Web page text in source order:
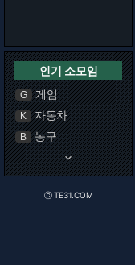
인기 소모임
G 게임
K 자동차
B 농구
keyboard_arrow_down
ⓒ TE31.COM